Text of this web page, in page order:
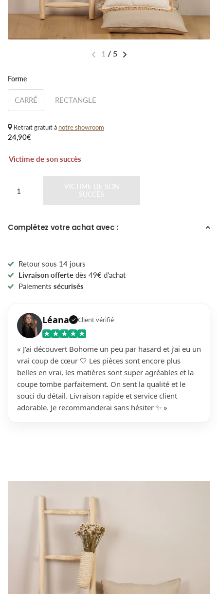
1 / 5
Forme
CARRÉ RECTANGLE
Retrait gratuit à notre showroom
24,90€
Victime de son succès
VICTIME DE SON
SUCCÈS
Complétez votre achat avec :
Retour sous 14 jours
Livraison offertedès 49€ d'achat
Paiements sécurisés
Léana ✓ Client vérifié
★ ★ ★ ★ ★
« J’ai découvert Bohome un peu par hasard et j’ai eu un
vrai coup de cœur 🤍 Les pièces sont encore plus
belles en vrai, les matières sont super agréables et la
coupe tombe parfaitement. On sent la qualité et le
souci du détail. Livraison rapide et service client
adorable. Je recommanderai sans hésiter ✨ »